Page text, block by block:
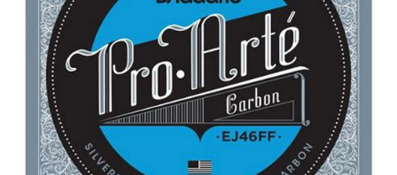
Оставить отзыв
Оформление заказа
Подтверждение заказа
Скидки